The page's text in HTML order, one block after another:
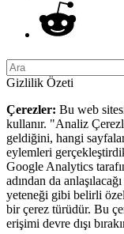
Gizlilik Özeti
Çerezler: Bu web
kullanır. "Analiz
geldiğini, hangi
eylemleri
Google Analytics
adından da
yeteneği gibi belirli
bir çerez türüdür. Bu
erişimi devre dışı